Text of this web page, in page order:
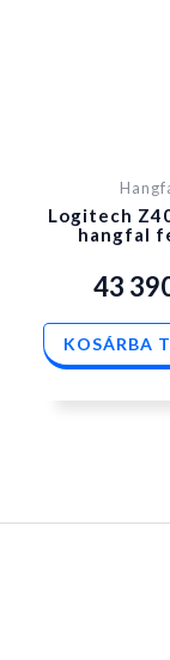
Logitech
hangfal
43
KOSÁRBA